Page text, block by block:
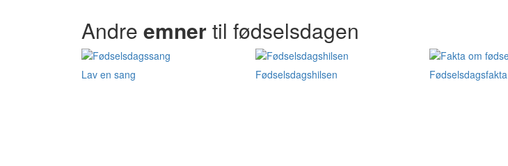
Andre emner til fødselsdagen
Lav en sang Fødselsdagshilsen Fødselsdagsfakta